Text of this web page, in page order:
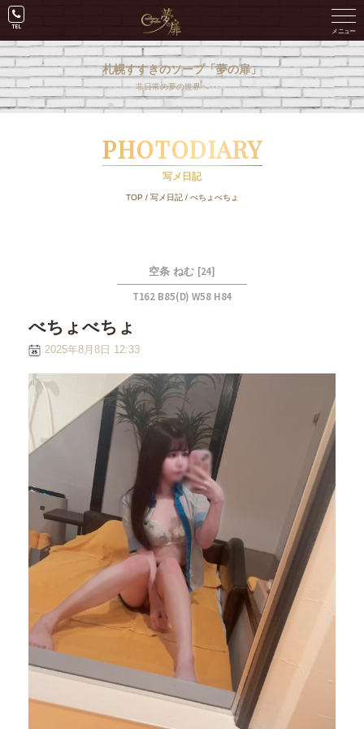
札幌すすきのソープ「夢の扉」
非日常の夢の世界へ･･･。
PHOTODIARY
写メ日記
TOP / 写メ日記/ べちょべちょ
空条 ねむ [24]
T162 B85(D) W58 H84
べちょべちょ
2025年8月8日 12:33